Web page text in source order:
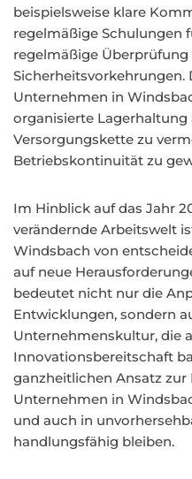
beispielsweise klare
regelmäßige Schulungen
regelmäßige Überprüfung
Sicherheitsvorkehrungen.
Unternehmen in
organisierte Lagerhaltung
Versorgungskette zu
Betriebskontinuität zu
Im Hinblick auf das Jahr
verändernde Arbeitswelt
Windsbach von
auf neue
bedeutet nicht nur die
Entwicklungen, sondern
Unternehmenskultur, die
Innovationsbereitschaft
ganzheitlichen Ansatz
Unternehmen in
und auch in
handlungsfähig bleiben.